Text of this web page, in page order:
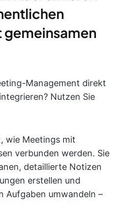
Management direkt
Nutzen Sie
wie Meetings mit
verbunden werden. Sie
detaillierte Notizen
erstellen und
Aufgaben umwandeln –